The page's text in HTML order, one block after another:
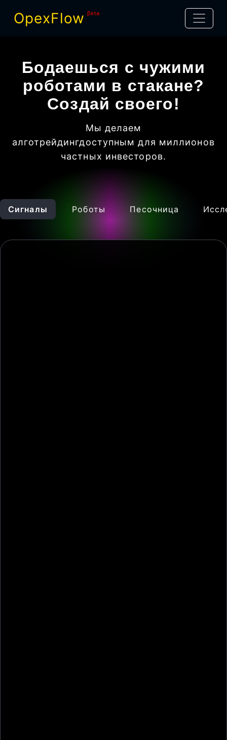
OpexFlow βeta
Бодаешься с чужими
роботами в стакане?
Создай своего!
Мы делаем
алготрейдингдоступным для миллионов
частных инвесторов.
Сигналы Роботы Песочница